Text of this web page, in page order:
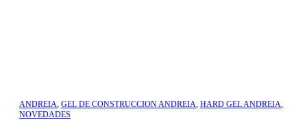
ANDREIA, GEL DE CONSTRUCCION ANDREIA, HARD GEL ANDREIA,
NOVEDADES